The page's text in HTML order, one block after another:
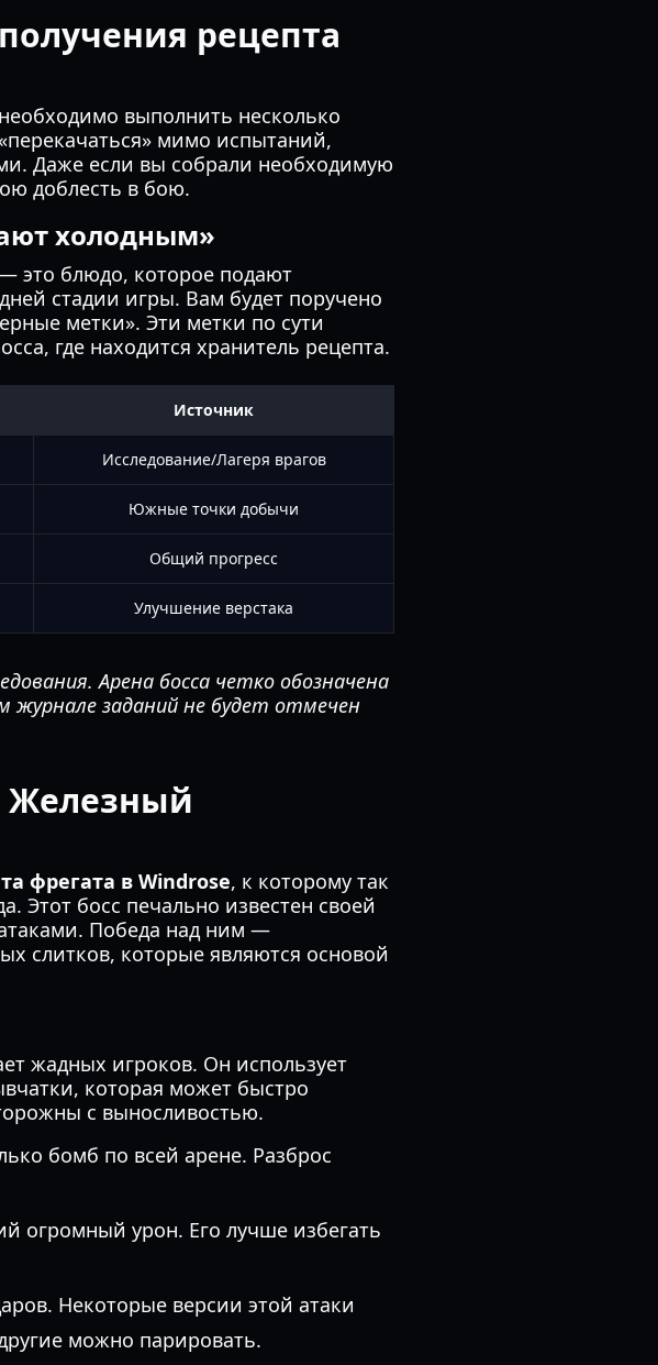
рецепта
выполнить несколько
мимо испытаний,
Даже если вы собрали необходимую
доблесть в бою.
холодным»
это блюдо, которое подают
стадии игры. Вам будет поручено
метки». Эти метки по сути
где находится хранитель рецепта.
Источник
Исследование/Лагеря врагов
Южные точки добычи
Общий прогресс
Улучшение верстака
Арена босса четко обозначена
журнале заданий не будет отмечен
Железный
фрегата в Windrose, к которому так
Этот босс печально известен своей
Победа над ним —
слитков, которые являются основой
жадных игроков. Он использует
которая может быстро
с выносливостью.
бомб по всей арене. Разброс
огромный урон. Его лучше избегать
Некоторые версии этой атаки
можно парировать.